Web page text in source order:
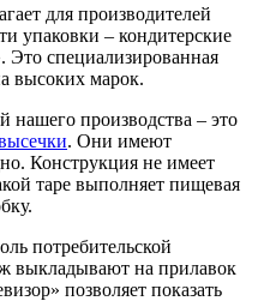
для производителей
упаковки – кондитерские
Это специализированная
высоких марок.
нашего производства – это
. Они имеют
Конструкция не имеет
таре выполняет пищевая
потребительской
выкладывают на прилавок
позволяет показать